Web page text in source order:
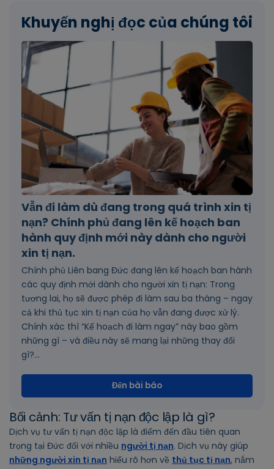
Khuyến nghị đọc của chúng tôi
Vẫn đi làm dù đang trong quá trình xin tị
nạn? Chính phủ đang lên kế hoạch ban
hành quy định mới này dành cho người
xin tị nạn.
Chính phủ Liên bang Đức đang lên kế hoạch ban hành
các quy định mới dành cho người xin tị nạn: Trong
tương lai, họ sẽ được phép đi làm sau ba tháng – ngay
cả khi thủ tục xin tị nạn của họ vẫn đang được xử lý.
Chính xác thì “Kế hoạch đi làm ngay” này bao gồm
những gì – và điều này sẽ mang lại những thay đổi
gì?...
Đến bài báo
Bối cảnh: Tư vấn tị nạn độc lập là gì?
Dịch vụ tư vấn tị nạn độc lập là điểm đến đầu tiên quan
trọng tại Đức đối với nhiều người tị nạn. Dịch vụ này giúp
những người xin tị nạn hiểu rõ hơn về thủ tục tị nạn, nắm